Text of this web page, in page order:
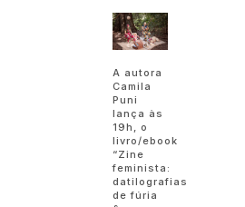
A autora
Camila
Puni
lança às
19h, o
livro/ebook
“Zine
feminista:
datilografias
de fúria